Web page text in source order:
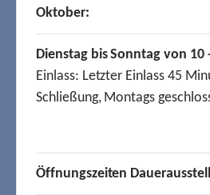
Oktober:
Dienstag bis Sonntag von 10
Einlass: Letzter Einlass 45
Schließung, Montags
Öffnungszeiten